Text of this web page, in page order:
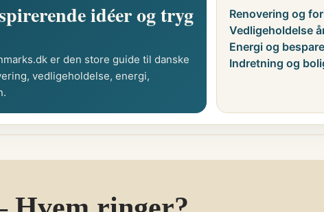
idéer og tryg
er den store guide til danske
vedligeholdelse, energi,
Renovering og
Vedligeholdelse
Energi og
Indretning og